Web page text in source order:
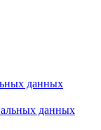
данных
данных